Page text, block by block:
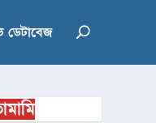
ডেটাবেজ